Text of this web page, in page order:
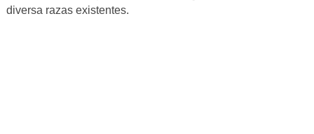
diversa razas existentes.